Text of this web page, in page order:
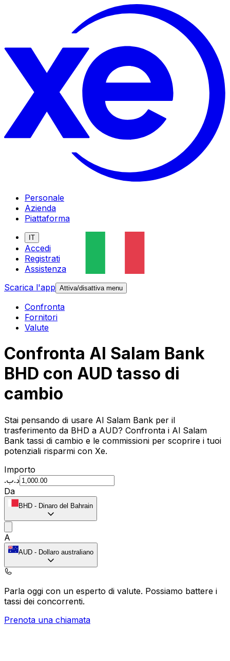
Personale
Azienda
Piattaforma
IT
Accedi
Registrati
Assistenza
Scarica l'app Attiva/disattiva menu
Confronta
Fornitori
Valute
Confronta Al Salam Bank
BHD con AUD tasso di
cambio
Stai pensando di usare Al Salam Bank per il
trasferimento da BHD a AUD? Confronta i Al Salam
Bank tassi di cambio e le commissioni per scoprire i tuoi
potenziali risparmi con Xe.
Importo
.د.ب
Da
BHD - Dinaro del Bahrain
A
AUD - Dollaro australiano
Parla oggi con un esperto di valute. Possiamo battere i
tassi dei concorrenti.
Prenota una chiamata